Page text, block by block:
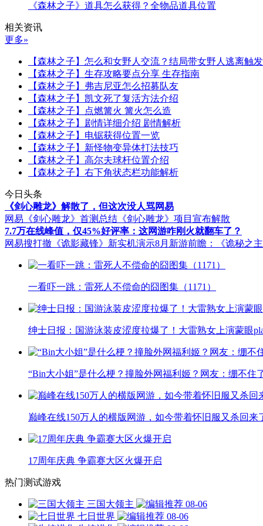
《森林之子》道具怎么获得？全物品道具位置
相关资讯
更多»
【森林之子】怎么和女野人交流？结局带女野人逃离触
【森林之子】生存攻略要点分享 生存指南
【森林之子】弗吉尼亚怎么招募队友
【森林之子】凯文死了复活方法介绍
【森林之子】点燃篝火 篝火怎么造
【森林之子】剧情详细介绍 剧情解析
【森林之子】电锯获得位置一览
【森林之子】新怪物变异体打法技巧
【森林之子】高尔夫球杆位置介绍
【森林之子】右下角状态栏功能解析
今日头条
《剑心雕龙》解散了，但这次没人骂网易
网易《剑心雕龙》首测总结 《剑心雕龙》项目宣布解散
7.7万在线峰值，仅45%好评率：这网游咋刚火就翻车了？
网易搜打撤《诡影藏锋》新实机演示8月新游前瞻：《诡秘之
一看吓一跳：雷死人不偿命的囧图集（1171）
绅士日报：国游泳装皮涩度拉爆了！大雷熟女上演蒙眼
“Bin大小姐”是什么梗？撞脸外网福利姬？网友：绷不住
巅峰在线150万人的横版网游，如今带着怀旧服又杀回来
17周年庆典 争霸赛大区火爆开启
热门测试游戏
三国大领主
08-06
七日世界
08-06